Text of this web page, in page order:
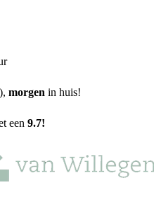
morgen in huis!
een 9.7!